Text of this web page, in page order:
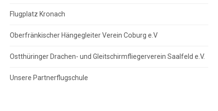
Flugplatz Kronach
Oberfränkischer Hängegleiter Verein Coburg e.V
Ostthüringer Drachen- und Gleitschirmfliegerverein Saalfeld e.V.
Unsere Partnerflugschule